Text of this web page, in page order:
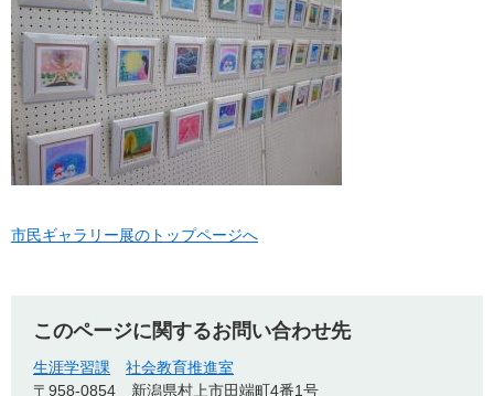
市民ギャラリー展のトップページへ
このページに関するお問い合わせ先
生涯学習課
社会教育推進室
〒958-0854
新潟県村上市田端町4番1号